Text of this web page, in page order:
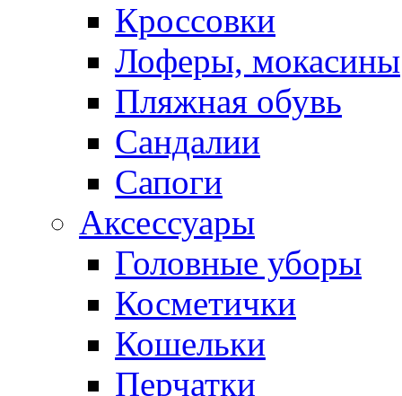
Кроссовки
Лоферы, мокасины
Пляжная обувь
Сандалии
Сапоги
Аксессуары
Головные уборы
Косметички
Кошельки
Перчатки